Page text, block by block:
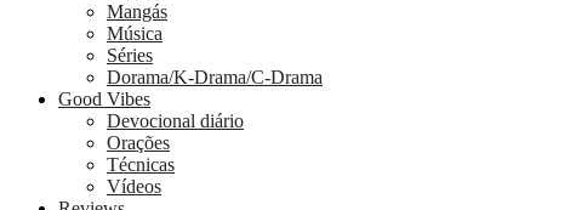
Mangás
Música
Séries
Dorama/K-Drama/C-Drama
Good Vibes
Devocional diário
Orações
Técnicas
Vídeos